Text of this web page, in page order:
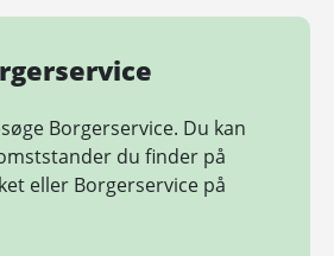
Borgerservice. Du kan
du finder på
eller Borgerservice på